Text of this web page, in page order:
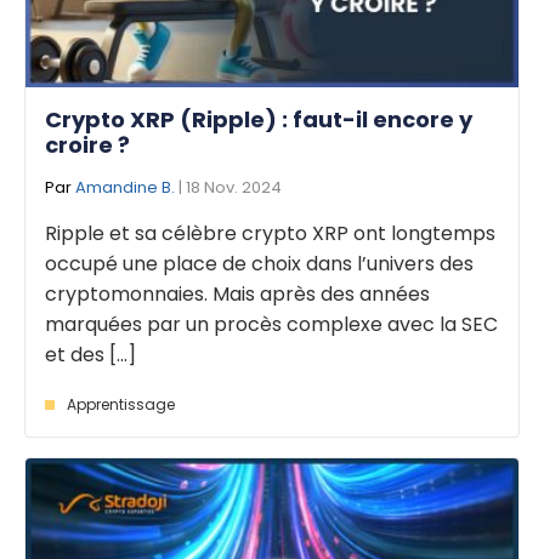
Crypto XRP (Ripple) : faut-il encore y
croire ?
ParAmandine B. | 18 Nov. 2024
Ripple et sa célèbre crypto XRP ont longtemps
occupé une place de choix dans l’univers des
cryptomonnaies. Mais après des années
marquées par un procès complexe avec la SEC
et des [...]
Apprentissage